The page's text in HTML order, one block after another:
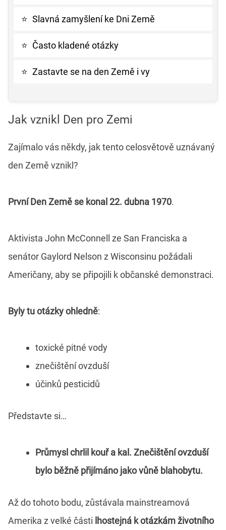
⭐ Slavná zamyšlení ke Dni Země
⭐ Často kladené otázky
⭐ Zastavte se na den Země i vy
Jak vznikl Den pro Zemi
Zajímalo vás někdy, jak tento celosvětově uznávaný
den Země vznikl?
První Den Země se konal 22. dubna 1970.
Aktivista John McConnell ze San Franciska a
senátor Gaylord Nelson z Wisconsinu požádali
Američany, aby se připojili k občanské demonstraci.
Byly tu otázky ohledně:
toxické pitné vody
znečištění ovzduší
účinků pesticidů
Představte si…
Průmysl chrlil kouř a kal. Znečištění ovzduší
bylo běžně přijímáno jako vůně blahobytu.
Až do tohoto bodu, zůstávala mainstreamová
Amerika z velké části lhostejná k otázkám životního